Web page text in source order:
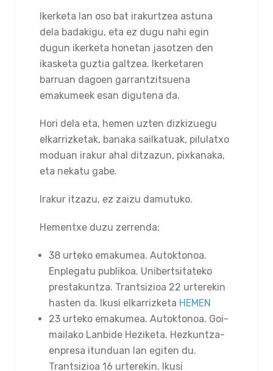
Ikerketa lan oso bat irakurtzea astuna
dela badakigu, eta ez dugu nahi egin
dugun ikerketa honetan jasotzen den
ikasketa guztia galtzea. Ikerketaren
barruan dagoen garrantzitsuena
emakumeek esan digutena da.
Hori dela eta, hemen uzten dizkizuegu
elkarrizketak, banaka sailkatuak, pilulatxo
moduan irakur ahal ditzazun, pixkanaka,
eta nekatu gabe.
Irakur itzazu, ez zaizu damutuko.
Hementxe duzu zerrenda:
38 urteko emakumea. Autoktonoa.
Enplegatu publikoa. Unibertsitateko
prestakuntza. Trantsizioa 22 urterekin
hasten da. Ikusi elkarrizketa HEMEN
23 urteko emakumea. Autoktonoa. Goi-
mailako Lanbide Heziketa. Hezkuntza-
enpresa itunduan lan egiten du.
Trantsizioa 16 urterekin. Ikusi